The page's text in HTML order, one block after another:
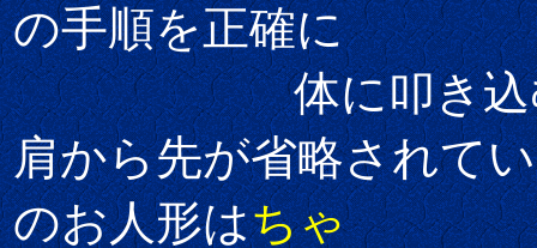
の手順を正確に
体に叩き込む訳
肩から先が省略されて
のお人形はちゃ